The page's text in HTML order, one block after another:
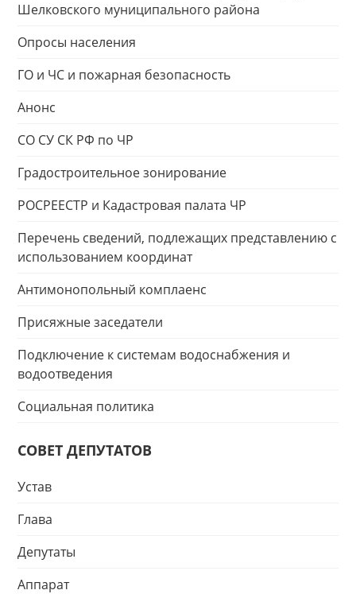
Шелковского муниципального района
Опросы населения
ГО и ЧС и пожарная безопасность
Анонс
СО СУ СК РФ по ЧР
Градостроительное зонирование
РОСРЕЕСТР и Кадастровая палата ЧР
Перечень сведений, подлежащих представлению с
использованием координат
Антимонопольный комплаенс
Присяжные заседатели
Подключение к системам водоснабжения и
водоотведения
Социальная политика
СОВЕТ ДЕПУТАТОВ
Устав
Глава
Депутаты
Аппарат